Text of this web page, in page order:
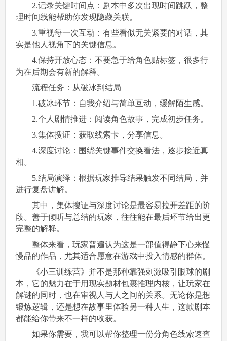
2.记录关键时间点：剧本中多次出现时间跳跃，整
理时间线能帮助你发现隐藏关联。
3.重视每一次互动：有些看似无关紧要的对话，其
实是他人视角下的关键信息。
4.保持开放心态：不要急于给角色贴标签，很多行
为在后期会有新的解释。
流程任务：从破冰到结局
1.破冰环节：自我介绍与简单互动，缓解陌生感。
2.个人剧情推进：阅读角色故事，完成初步任务。
3.集体搜证：获取线索卡，分享信息。
4.深度讨论：围绕关键事件交换看法，逐步接近真
相。
5.结局演绎：根据玩家推导结果触发不同结局，并
进行复盘讲解。
其中，集体搜证与深度讨论是最容易拉开差距的阶
段。善于倾听与总结的玩家，往往能在最后环节给出更
完整的解释。
整体来看，玩家普遍认为这是一部值得静下心来慢
慢品的作品，尤其适合愿意在游戏中投入情感的群体。
《小三训练营》并不是那种靠强刺激吸引眼球的剧
本，它的魅力在于用现实题材包裹推理内核，让玩家在
解谜的同时，也在审视人与人之间的关系。无论你是想
锻炼逻辑，还是想在故事里体验另一种人生，这款剧本
都能给你带来不一样的收获。
如果你需要，我可以帮你整理一份分角色线索速查